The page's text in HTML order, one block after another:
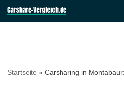
Startseite » Carsharing in